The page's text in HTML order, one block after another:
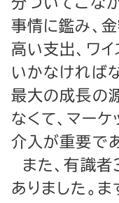
事情に鑑み、
高い支出、ワ
いかなければ
最大の成長の
なくて、マーケ
介入が重要であ
また、有識者
ありました。ま